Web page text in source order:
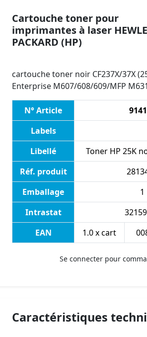
Cartouche toner pour
imprimantes à laser
PACKARD (HP)
cartouche toner noir CF237X/37X
Enterprise M607/608/609/MFP
N° Article
Labels
Libellé
Toner HP 25K
Réf. produit
Emballage
1
Intrastat
EAN
1.0 x cart
Se connecter pour
Caractéristiques